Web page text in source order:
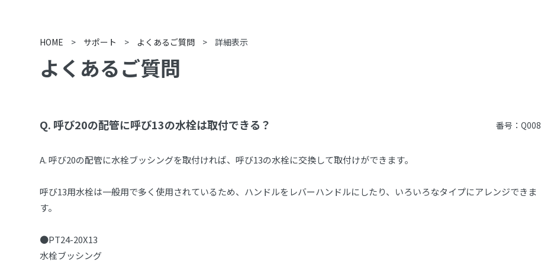
HOME > サポート > よくあるご質問 > 詳細表示
よくあるご質問
Q. 呼び20の配管に呼び13の水栓は取付できる？ 番号：Q008
A.呼び20の配管に水栓ブッシングを取付ければ、呼び13の水栓に交換して取付けができます。
呼び13用水栓は一般用で多く使用されているため、ハンドルをレバーハンドルにしたり、いろいろなタイプにアレンジできま
す。
●PT24-20X13
水栓ブッシング